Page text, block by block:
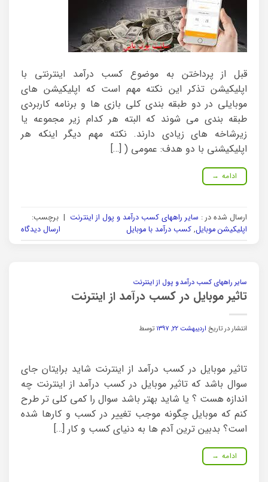
قبل از پرداختن به موضوع کسب درآمد اینترنتی با
اپلیکیشن تذکر این نکته مهم است که اپلیکیشن های
موبایلی در دو طبقه بندی کلی بازی ها و برنامه کاربردی
طبقه بندی می شوند که البته هر کدام زیر مجموعه یا
زیرشاخه های زیادی دارند. نکته مهم دیگر اینکه هر
اپلیکیشنی با دو هدف: عمومی ( […]
ادامه →
ارسال شده در : سایر راههای کسب درآمد و پول از اینترنت | برچسب:
اپلیکیشن موبایل, کسب درآمد با موبایل ارسال دیدگاه
سایر راههای کسب درآمد و پول از اینترنت
تاثیر موبایل در کسب درآمد از اینترنت
انتشار در تاریخ اردیبهشت ۲۲, ۱۳۹۷ توسط
تاثیر موبایل در کسب درآمد از اینترنت شاید برایتان جای
سوال باشد که تاثیر موبایل در کسب درآمد از اینترنت چه
اندازه هست ؟ یا شاید بهتر باشد سوال را کمی کلی تر طرح
کنم که موبایل چگونه موجب تغییر در کسب و کارها شده
است؟ بدبین ترین آدم ها به دنیای کسب و کار […]
ادامه →